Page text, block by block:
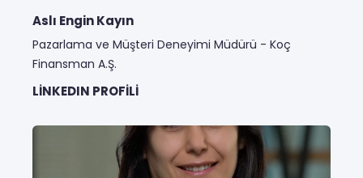
Aslı Engin Kayın
Pazarlama ve Müşteri Deneyimi Müdürü - Koç
Finansman A.Ş.
LINKEDIN PROFILI